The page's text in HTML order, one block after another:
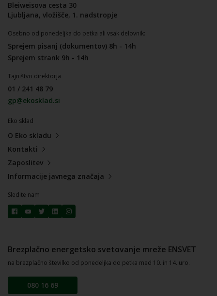
Bleiweisova cesta 30
Ljubljana, vložišče, 1. nadstropje
Osebno od ponedeljka do petka ali vsak delovnik:
Sprejem pisanj (dokumentov) 8h - 14h
Sprejem strank 9h - 14h
Tajništvo direktorja
01 / 241 48 79
gp@ekosklad.si
Eko sklad
O Eko skladu
Kontakti
Zaposlitev
Informacije javnega značaja
Sledite nam
Brezplačno energetsko svetovanje mreže ENSVET
na brezplačno številko od ponedeljka do petka med 10. in 14. uro.
080 16 69